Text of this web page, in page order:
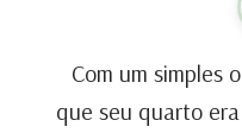
Com um simples
que seu quarto